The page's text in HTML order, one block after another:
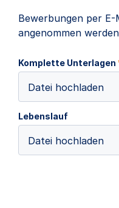
Bewerbungen per
angenommen
Komplette Unterlagen
Datei hochladen
Lebenslauf
Datei hochladen